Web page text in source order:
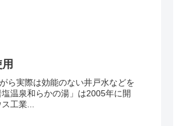
ら実際は効能のない井戸水などを
温泉和らかの湯」は2005年に開
工業...